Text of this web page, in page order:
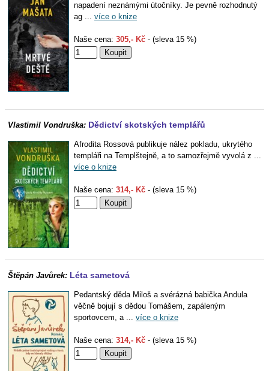
napadení neznámými útočníky. Je pevně rozhodnutý
ag ... více o knize
Naše cena: 305,- Kč - (sleva 15 %)
Vlastimil Vondruška: Dědictví skotských templářů
Afrodita Rossová publikuje nález pokladu, ukrytého
templáři na Templštejně, a to samozřejmě vyvolá z ...
více o knize
Naše cena: 314,- Kč - (sleva 15 %)
Štěpán Javůrek: Léta sametová
Pedantský děda Miloš a svérázná babička Andula
věčně bojují s dědou Tomášem, zapáleným
sportovcem, a ... více o knize
Naše cena: 314,- Kč - (sleva 15 %)